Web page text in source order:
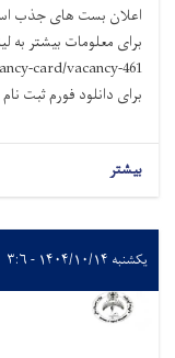
اعلان بست های جذب
برای معلومات بیشتر به
card/vacancy-461
برای دانلود فورم ثبت
بیشتر
یکشنبه ۱۴۰۴/۱۰/۱۴ - ۳:۶